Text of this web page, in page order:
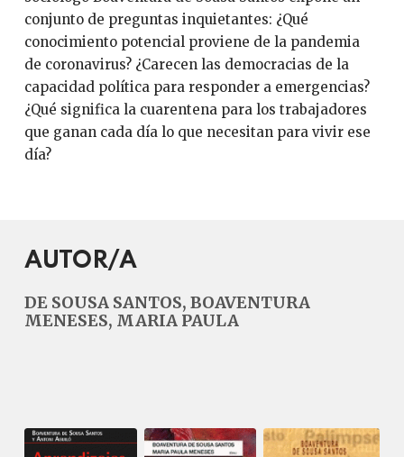
conjunto de preguntas inquietantes: ¿Qué
conocimiento potencial proviene de la pandemia
de coronavirus? ¿Carecen las democracias de la
capacidad política para responder a emergencias?
¿Qué significa la cuarentena para los trabajadores
que ganan cada día lo que necesitan para vivir ese
día?
AUTOR/A
DE SOUSA SANTOS, BOAVENTURA
MENESES, MARIA PAULA